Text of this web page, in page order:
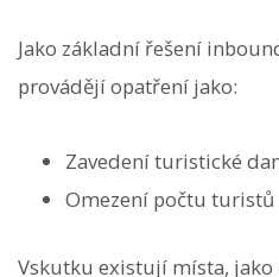
Jako základní řešení
provádějí opatření jako:
Zavedení turistické
Omezení počtu turistů
Vskutku existují místa,